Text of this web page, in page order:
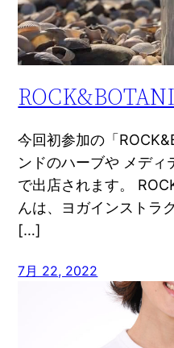
今回初参加の「
ンドのハーブや メディ
で出店されます。
んは、ヨガインストラ
[…]
7月 22, 2022